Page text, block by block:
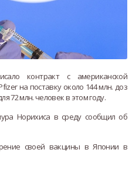
контракт с американской
на поставку около 144 млн. доз
72 млн. человек в этом году.
Норихиса в среду сообщил об
своей вакцины в Японии в